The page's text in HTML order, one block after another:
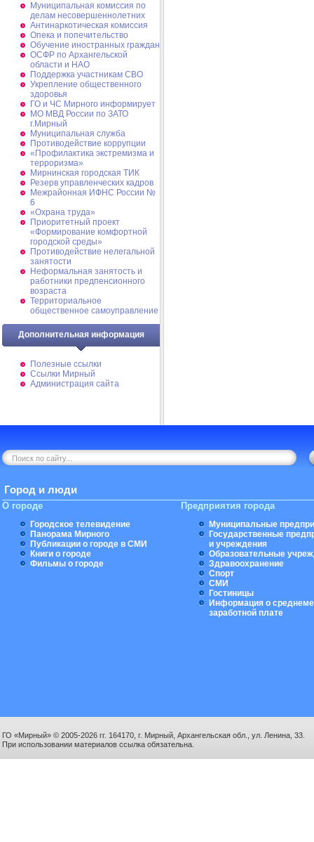
Муниципальная комиссия по
делам несовершеннолетних
Антинаркотическая комиссия
Опека и попечительство
Обучение иностранных граждан
ОСФР по Архангельской
области и НАО
Поддержка участникам СВО
Укрепление общественного
здоровья
ГО и ЧС Мирного информирует
МО МВД России по ЗАТО
г.Мирный
Муниципальная cлужба
Противодействие коррупции
«Профилактика экстремизма и
терроризма»
Мирнинская городская ТИК
Резерв управленческих кадров
Межрайонная ИФНС России №
6
«Охрана труда»
Приоритетный проект
«Формирование комфортной
городской среды»
Противодействие нелегальной
занятости
Неформальная занятость и
работники предпенсионного
возраста
Территориальное
общественное самоуправление
Дополнительная информация
Полезные ссылки
Ссылки Мирный
Администрация сайта
Город и люди
О городе
Городское телевидение
Панорама Мирного
Публикации о городе в СМИ
Книги о городе
Фильмы о городе
Предприятия города
Муниципальные
Государственные
и учреждения
Образовательные
Здравоохранение
Спорт
СМИ
Гостиницы
Информация о
заработной плате
ГО «Мирный» © 2005-2026 гг. 164170, г. Мирный, Архангельская обл., ул. Ленина, 33.
При использовании материалов ссылка обязательна.